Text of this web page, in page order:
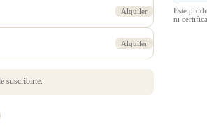
Alquiler
Alquiler
suscribirte.
Este
ni